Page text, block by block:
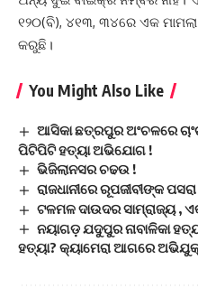
୧୨୦(ବି), ୪୧୩, ୩୪ରେ ଏକ
କରୁଛି।
You Might Also Like
ଆସିକା ଛତ୍ରପୁର ଅଂଚଳରେ
ପିଟିପିଟି ହତ୍ୟା ଅଭିଯୋଗ !
ଭିଜିଲାନସର ଚଢଉ !
ରାଜଧାନୀରେ ରୂପଜୀବୀଙ୍କ
ଟଳମଳ ଦାଉଦର ସାମ୍ରାଜ୍ୟ ,
ନୟାଗଡ଼ ଯଦୁପୁର ନାବାଳିକା
ହତ୍ୟା? କ୍ୟାମେରା ଆଗରେ